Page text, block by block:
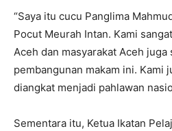
“Saya itu cucu Panglima
Pocut Meurah Intan. Kami
Aceh dan masyarakat Aceh juga
pembangunan makam ini. Kami
diangkat menjadi pahlawan
Sementara itu, Ketua Ikatan